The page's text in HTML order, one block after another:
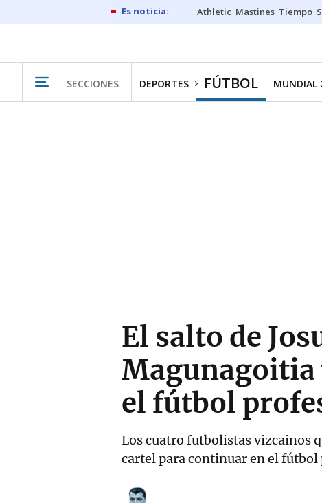
Athletic Mastines Tiempo
SECCIONES DEPORTES FÚTBOL MUNDIAL
El salto de
Magunagoitia
el fútbol
Los cuatro futbolistas vizcainos
cartel para continuar en el